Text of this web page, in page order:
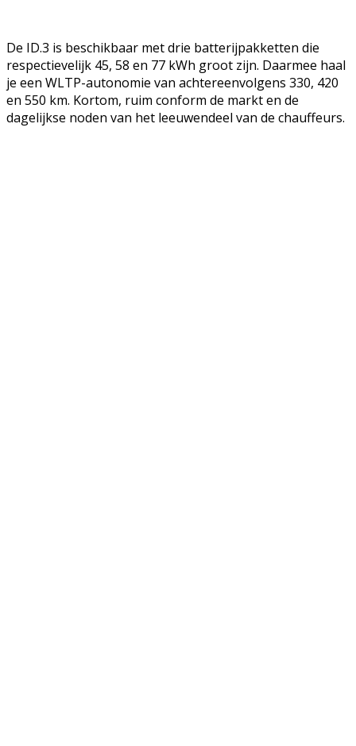
De ID.3 is beschikbaar met drie batterijpakketten die
respectievelijk 45, 58 en 77 kWh groot zijn. Daarmee haal
je een WLTP-autonomie van achtereenvolgens 330, 420
en 550 km. Kortom, ruim conform de markt en de
dagelijkse noden van het leeuwendeel van de chauffeurs.